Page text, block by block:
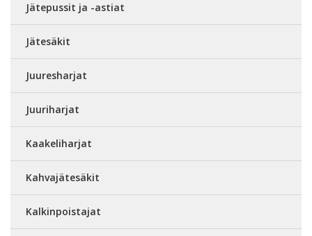
Jätepussit ja -astiat
Jätesäkit
Juuresharjat
Juuriharjat
Kaakeliharjat
Kahvajätesäkit
Kalkinpoistajat